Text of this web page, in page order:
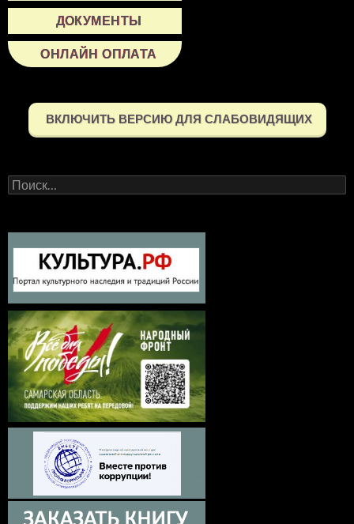
ДОКУМЕНТЫ
ОНЛАЙН ОПЛАТА
ВКЛЮЧИТЬ ВЕРСИЮ ДЛЯ СЛАБОВИДЯЩИХ
Найти: